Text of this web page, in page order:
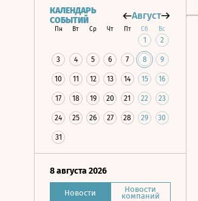
КАЛЕНДАРЬ
СОБЫТИЙ
Август
Пн Вт Ср Чт Пт Сб Вс
1 2
3 4 5 6 7 8 9
10 11 12 13 14 15 16
17 18 19 20 21 22 23
24 25 26 27 28 29 30
31
8 августа 2026
Новости Новости
компаний